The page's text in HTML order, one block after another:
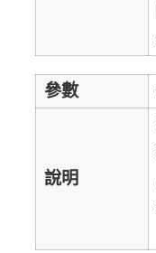
參數
說明